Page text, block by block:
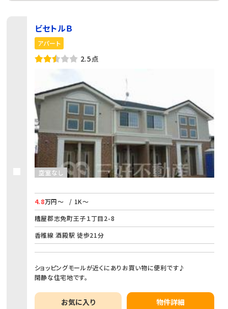
ビセトルＢ
アパート
2.5点
空室なし
4.8万円～
/ 1K～
糟屋郡志免町王子１丁目2-8
香椎線 酒殿駅 徒歩21分
ショッピングモールが近くにありお買い物に便利です♪
閑静な住宅地です。
お気に入り 物件詳細